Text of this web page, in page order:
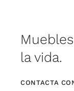
la vida.
CONTACTA